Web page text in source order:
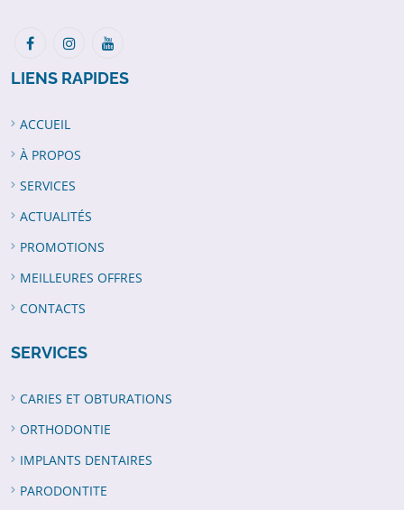
LIENS RAPIDES
ACCUEIL
À PROPOS
SERVICES
ACTUALITÉS
PROMOTIONS
MEILLEURES OFFRES
CONTACTS
SERVICES
CARIES ET OBTURATIONS
ORTHODONTIE
IMPLANTS DENTAIRES
PARODONTITE